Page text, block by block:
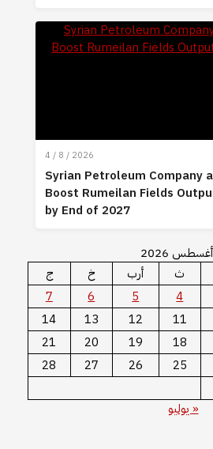
4 / 8 / 2026
Syrian Petroleum Company
Boost Rumeilan Fields
by End of 2027
أغسطس 2026
ث أرب خ
ج
4
5
6
7
11
12
13
14
18
19
20
21
25
26
27
28
« يوليو